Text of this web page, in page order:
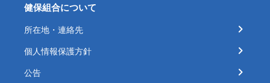
健保組合について
所在地・連絡先
個人情報保護方針
公告